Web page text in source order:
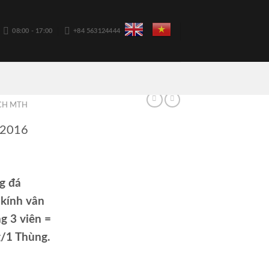
08:00 - 17:00 +84 563124444
MTH
đá
vân
3 viên =
1 Thùng.